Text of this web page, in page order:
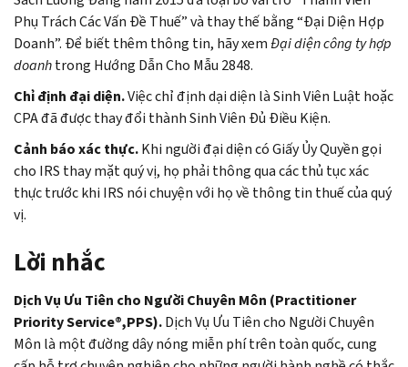
Phụ Trách Các Vấn Đề Thuế” và thay thế bằng “Đại Diện Hợp
Doanh”. Để biết thêm thông tin, hãy xemĐại diện công ty hợp
doanhtrong Hướng Dẫn Cho Mẫu 2848.
Chỉ định đại diện.Việc chỉ định dại diện là Sinh Viên Luật hoặc
CPA đã được thay đổi thành Sinh Viên Đủ Điều Kiện.
Cảnh báo xác thực.Khi người đại diện có Giấy Ủy Quyền gọi
cho IRS thay mặt quý vị, họ phải thông qua các thủ tục xác
thực trước khi IRS nói chuyện với họ về thông tin thuế của quý
vị.
Lời nhắc
Dịch Vụ Ưu Tiên cho Người Chuyên Môn (Practitioner
Priority Service®,PPS).Dịch Vụ Ưu Tiên cho Người Chuyên
Môn là một đường dây nóng miễn phí trên toàn quốc, cung